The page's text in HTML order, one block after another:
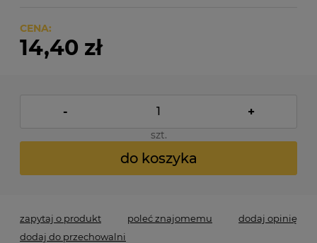
CENA:
14,40 zł
- +
szt.
do koszyka
zapytaj o produkt poleć znajomemu
dodaj opinię
dodaj do przechowalni